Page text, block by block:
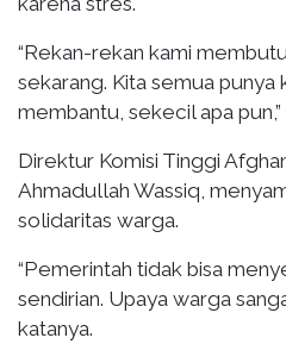
“Rekan-rekan kami
sekarang. Kita semua punya
membantu, sekecil apa
Direktur Komisi Tinggi
Ahmadullah Wassiq,
solidaritas warga.
“Pemerintah tidak bisa
sendirian. Upaya warga
katanya.